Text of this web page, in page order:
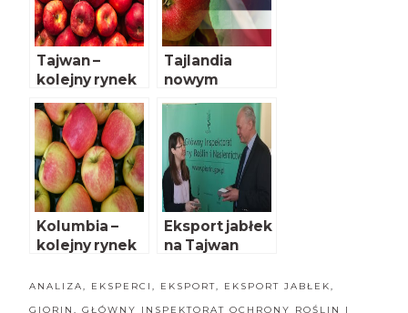
Tajwan –
kolejny rynek
otwarty dla
polskich
jabłek
Tajlandia
nowym
kierunkiem
eksportu
polskich
jabłek
Kolumbia –
kolejny rynek
jabłek już
otwarty
Eksport jabłek
na Tajwan
ANALIZA, EKSPERCI, EKSPORT, EKSPORT JABŁEK,
GIORIN,GŁÓWNY INSPEKTORAT OCHRONY ROŚLIN I